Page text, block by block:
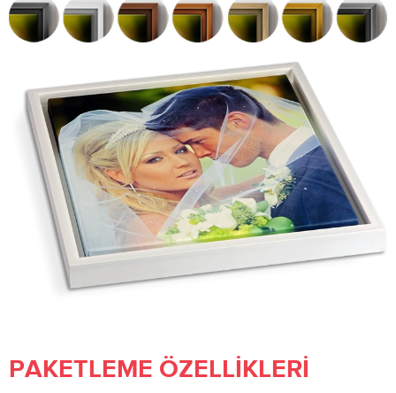
PAKETLEME ÖZELLIKLERI